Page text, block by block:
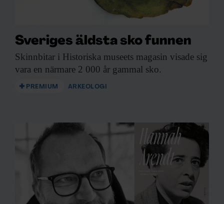
Sveriges äldsta sko funnen
Skinnbitar i Historiska museets magasin visade sig
vara en närmare 2 000 år gammal sko.
PREMIUM ARKEOLOGI